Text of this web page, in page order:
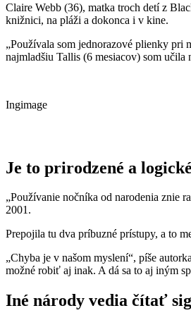
Claire Webb (36), matka troch detí z
knižnici, na pláži a dokonca i v kine.
„Používala som jednorazové plienky
najmladšiu Tallis (6 mesiacov) som
Ingimage
Je to prirodzené a logické
„Používanie nočníka od narodenia znie
2001.
Prepojila tu dva príbuzné prístupy, a to
„Chyba je v našom myslení“, píše
možné robiť aj inak. A dá sa to aj iným
Iné národy vedia čítať